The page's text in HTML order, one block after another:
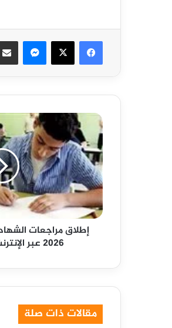
فيسبوك ‫X ماسنجر
إطلاق
مراجعات
الشهادة
الإعدادية
الترم
الأول
2026
عبر
الإنترنت
لطلابإطلاق مراجعات
2026 عبر الإنترنت لطلاب دمياط
مقالات ذات صلة